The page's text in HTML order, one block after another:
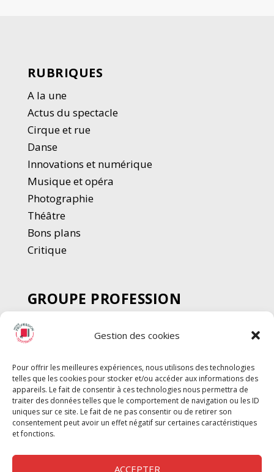
Gestion des cookies
Pour offrir les meilleures expériences, nous utilisons des technologies
telles que les cookies pour stocker et/ou accéder aux informations des
appareils. Le fait de consentir à ces technologies nous permettra de
traiter des données telles que le comportement de navigation ou les ID
uniques sur ce site. Le fait de ne pas consentir ou de retirer son
consentement peut avoir un effet négatif sur certaines caractéristiques
et fonctions.
ACCEPTER
RUBRIQUES
A la une
Actus du spectacle
Cirque et rue
Danse
Innovations et numérique
Musique et opéra
Photographie
Théâtre
Bons plans
Critique
GROUPE PROFESSION
SPECTACLE
Chèque Intermittents
Chèque Compta
Chèque Emploi Spectacle
G-Pods
Profession Audio-visuel